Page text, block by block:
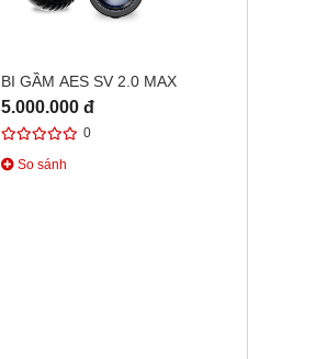
BI GẦM AES SV 2.0 MAX
5.000.000 đ
0
So sánh